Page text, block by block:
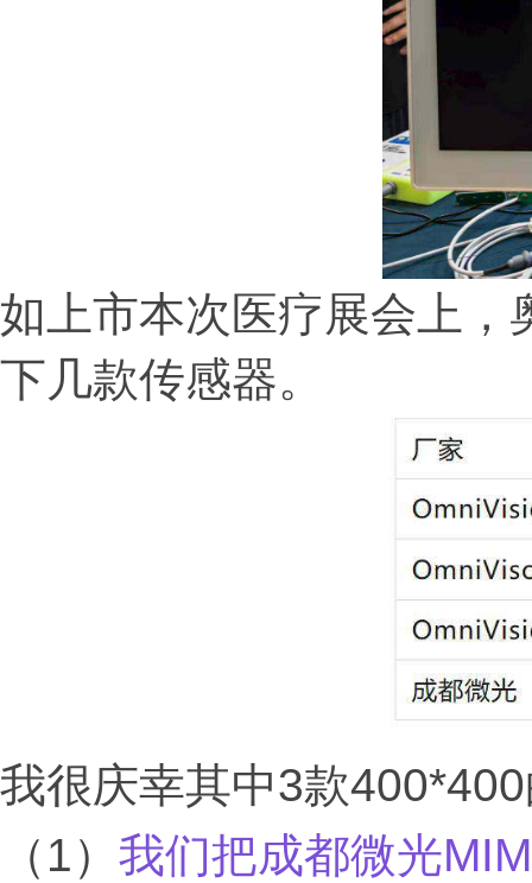
如上市本次医疗展会上
下几款传感器。
我很庆幸其中3款
（1） 我们把成都微光